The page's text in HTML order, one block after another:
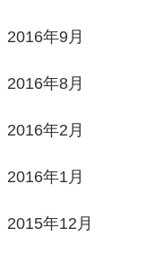
2016年9月
2016年8月
2016年2月
2016年1月
2015年12月